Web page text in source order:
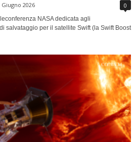
Giugno 2026 0
NASA dedicata agli
salvataggio per il satellite Swift (la Swift Boost